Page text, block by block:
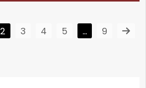
2 3 4 5 … 9